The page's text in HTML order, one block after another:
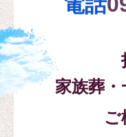
会社案内・ご挨拶
家族葬・
ご